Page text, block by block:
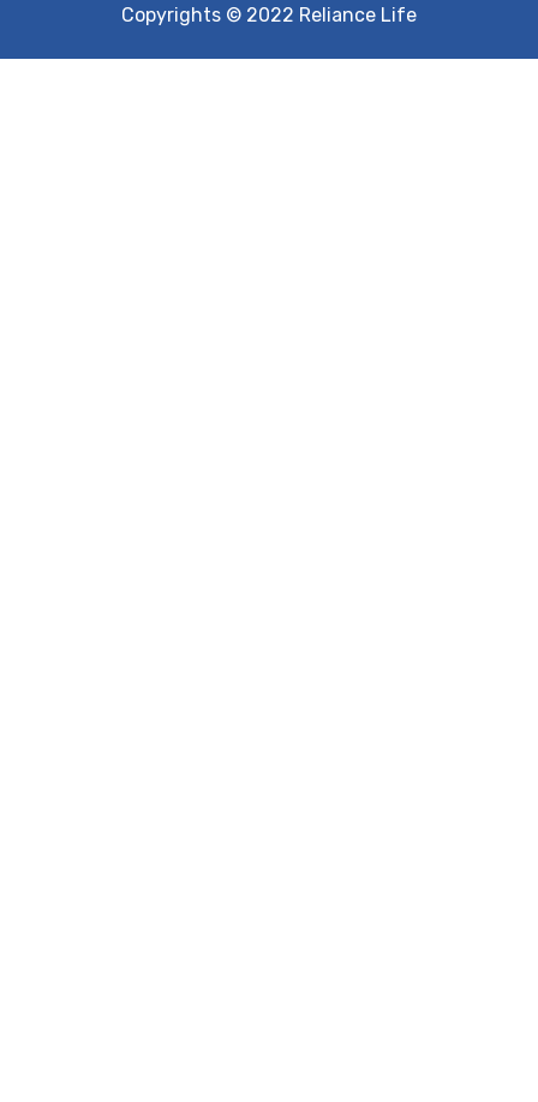
Copyrights © 2022 Reliance Life